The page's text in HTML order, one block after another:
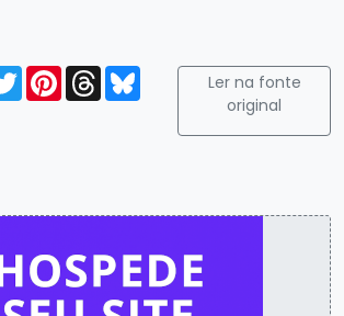
TwitterPinterest
ThreadsBlueskyLer na fonte
original